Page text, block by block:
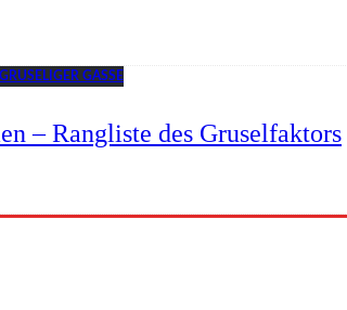
– Rangliste des Gruselfaktors